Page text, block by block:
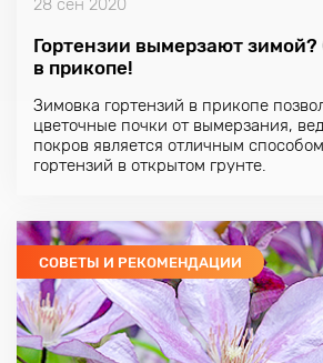
28 сен 2020
Гортензии вымерзают
в прикопе!
Зимовка гортензий в прикопе
цветочные почки от вымерзания,
покров является отличным
гортензий в открытом грунте.
СОВЕТЫ И РЕКОМЕНДАЦИИ